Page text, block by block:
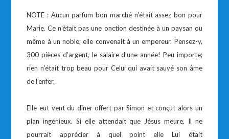
NOTE : Aucun parfum bon marché n’était assez bon pour
Marie. Ce n’était pas une onction destinée à un paysan ou
même à un noble; elle convenait à un empereur. Pensez-y,
300 pièces d’argent, le salaire d’une année! Peu importe;
rien n’était trop beau pour Celui qui avait sauvé son âme
de l’enfer.
Elle eut vent du dîner offert par Simon et conçut alors un
plan ingénieux. Si elle attendait que Jésus meure, Il ne
pourrait apprécier à quel point elle Lui était